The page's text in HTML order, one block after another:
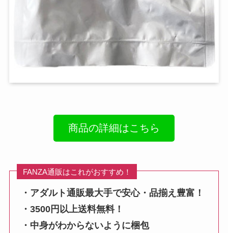
商品の詳細はこちら
FANZA通販はこれがおすすめ！
・アダルト通販最大手で安心・品揃え豊富！
・3500円以上送料無料！
・中身がわからないように梱包